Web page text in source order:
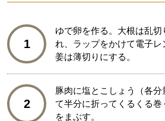
1
ゆで卵を作る。大根は乱切
れ、ラップをかけて電子
姜は薄切りにする。
2
豚肉に塩とこしょう（各
て半分に折ってくるくる
をまぶす。